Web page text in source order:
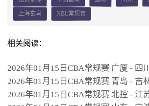
上海玄鸟 NBL常规赛
相关阅读：
2026年01月15日CBA常规赛 广厦 - 四
2026年01月15日CBA常规赛 青岛 - 吉
2026年01月15日CBA常规赛 北控 - 江